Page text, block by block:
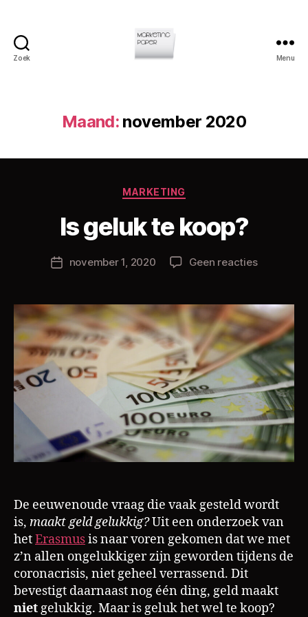
Zoek Menu
Maand: november 2020
Categorieën
MARKETING
Is geluk te koop?
Berichtauteur
o
r
C
h
ri
m
Berichtdatum
november 1, 2020 Geen reactiesop
te
koop?
De eeuwenoude vraag die vaak gesteld wordt
is, maakt geld gelukkig?Uit een onderzoek van
hetErasmusis naar voren gekomen dat we met
z’n allen ongelukkiger zijn geworden tijdens de
coronacrisis, niet geheel verrassend. Dit
bevestigt daarnaast nog één ding, geld maakt
nietgelukkig. Maar is geluk het wel te koop?